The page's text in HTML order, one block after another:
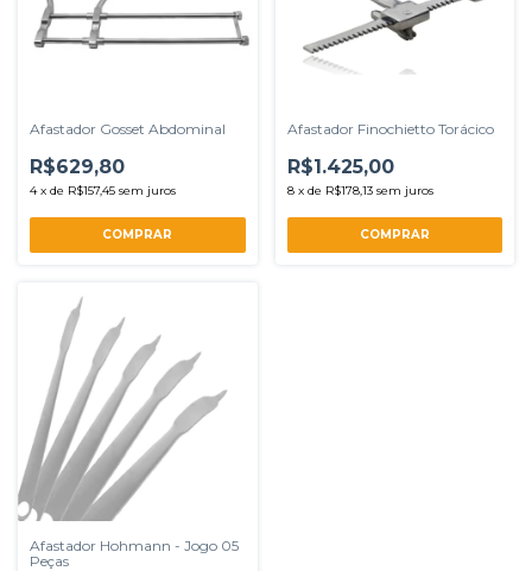
Afastador Gosset Abdominal
R$629,80
4 x de R$157,45 sem juros
COMPRAR
Afastador Finochietto Torácico
R$1.425,00
8 x de R$178,13 sem juros
COMPRAR
Afastador Hohmann - Jogo 05
Peças